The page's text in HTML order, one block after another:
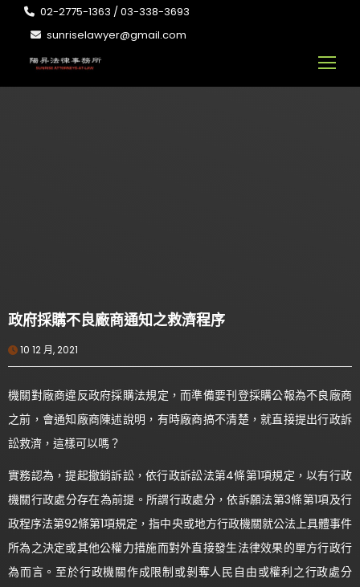
02-2775-1363 / 03-338-3693
sunriselawyer@gmail.com
政府採購不良廠商通知之救濟程序
10 12 月, 2021
機關對廠商違反政府採購法規定，而準備要刊登採購公報為不良廠商
之前，會通知廠商陳述說明，有時廠商搞不清楚，就直接提出行政訴
訟救濟，這樣可以嗎？
實務認為，提起撤銷訴訟，依行政訴訟法第4條第1項規定，以有行政
機關行政處分存在為前提。所謂行政處分，依訴願法第3條第1項及行
政程序法第92條第1項規定，指中央或地方行政機關就公法上具體事件
所為之決定或其他公權力措施而對外直接發生法律效果的單方行政行
為而言。至於行政機關作成限制或剝奪人民自由或權利之行政處分